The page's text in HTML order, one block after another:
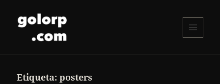
WIDGETS
Etiqueta:posters